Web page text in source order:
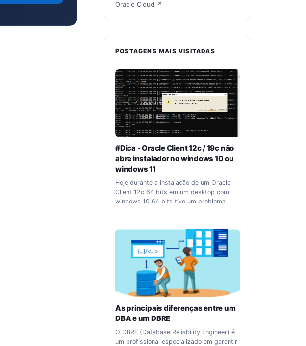
Oracle Cloud ↗
POSTAGENS MAIS VISITADAS
#Dica - Oracle Client 12c / 19c não
abre instalador no windows 10 ou
windows 11
Hoje durante a instalação de um Oracle
Client 12c 64 bits em um desktop com
windows 10 64 bits tive um problema
parava na etapa de descompactação,
conforme abaixo: Using paramFile:
C:\Oracle\win64_11gR2_client\client\install\
oraparam.ini Checking monitor: must be
configured to display at least 256 colors.
Actual 4294967296 Passed The
commandline for unzip:
C:\Oracle\win64_11gR2_client\client\install\
unzip -qqqo
..\stage\Components\oracle.jdk\1.5.0.17.04\
1\DataFiles/"*.jar" -d
"C:\Users\desktop1\AppData\Local\Temp\O
raInstall2018-07-12_03-33-55PM" Tentei
As principais diferenças entre um
DBA e um DBRE
O DBRE (Database Reliability Engineer) é
um profissional especializado em garantir